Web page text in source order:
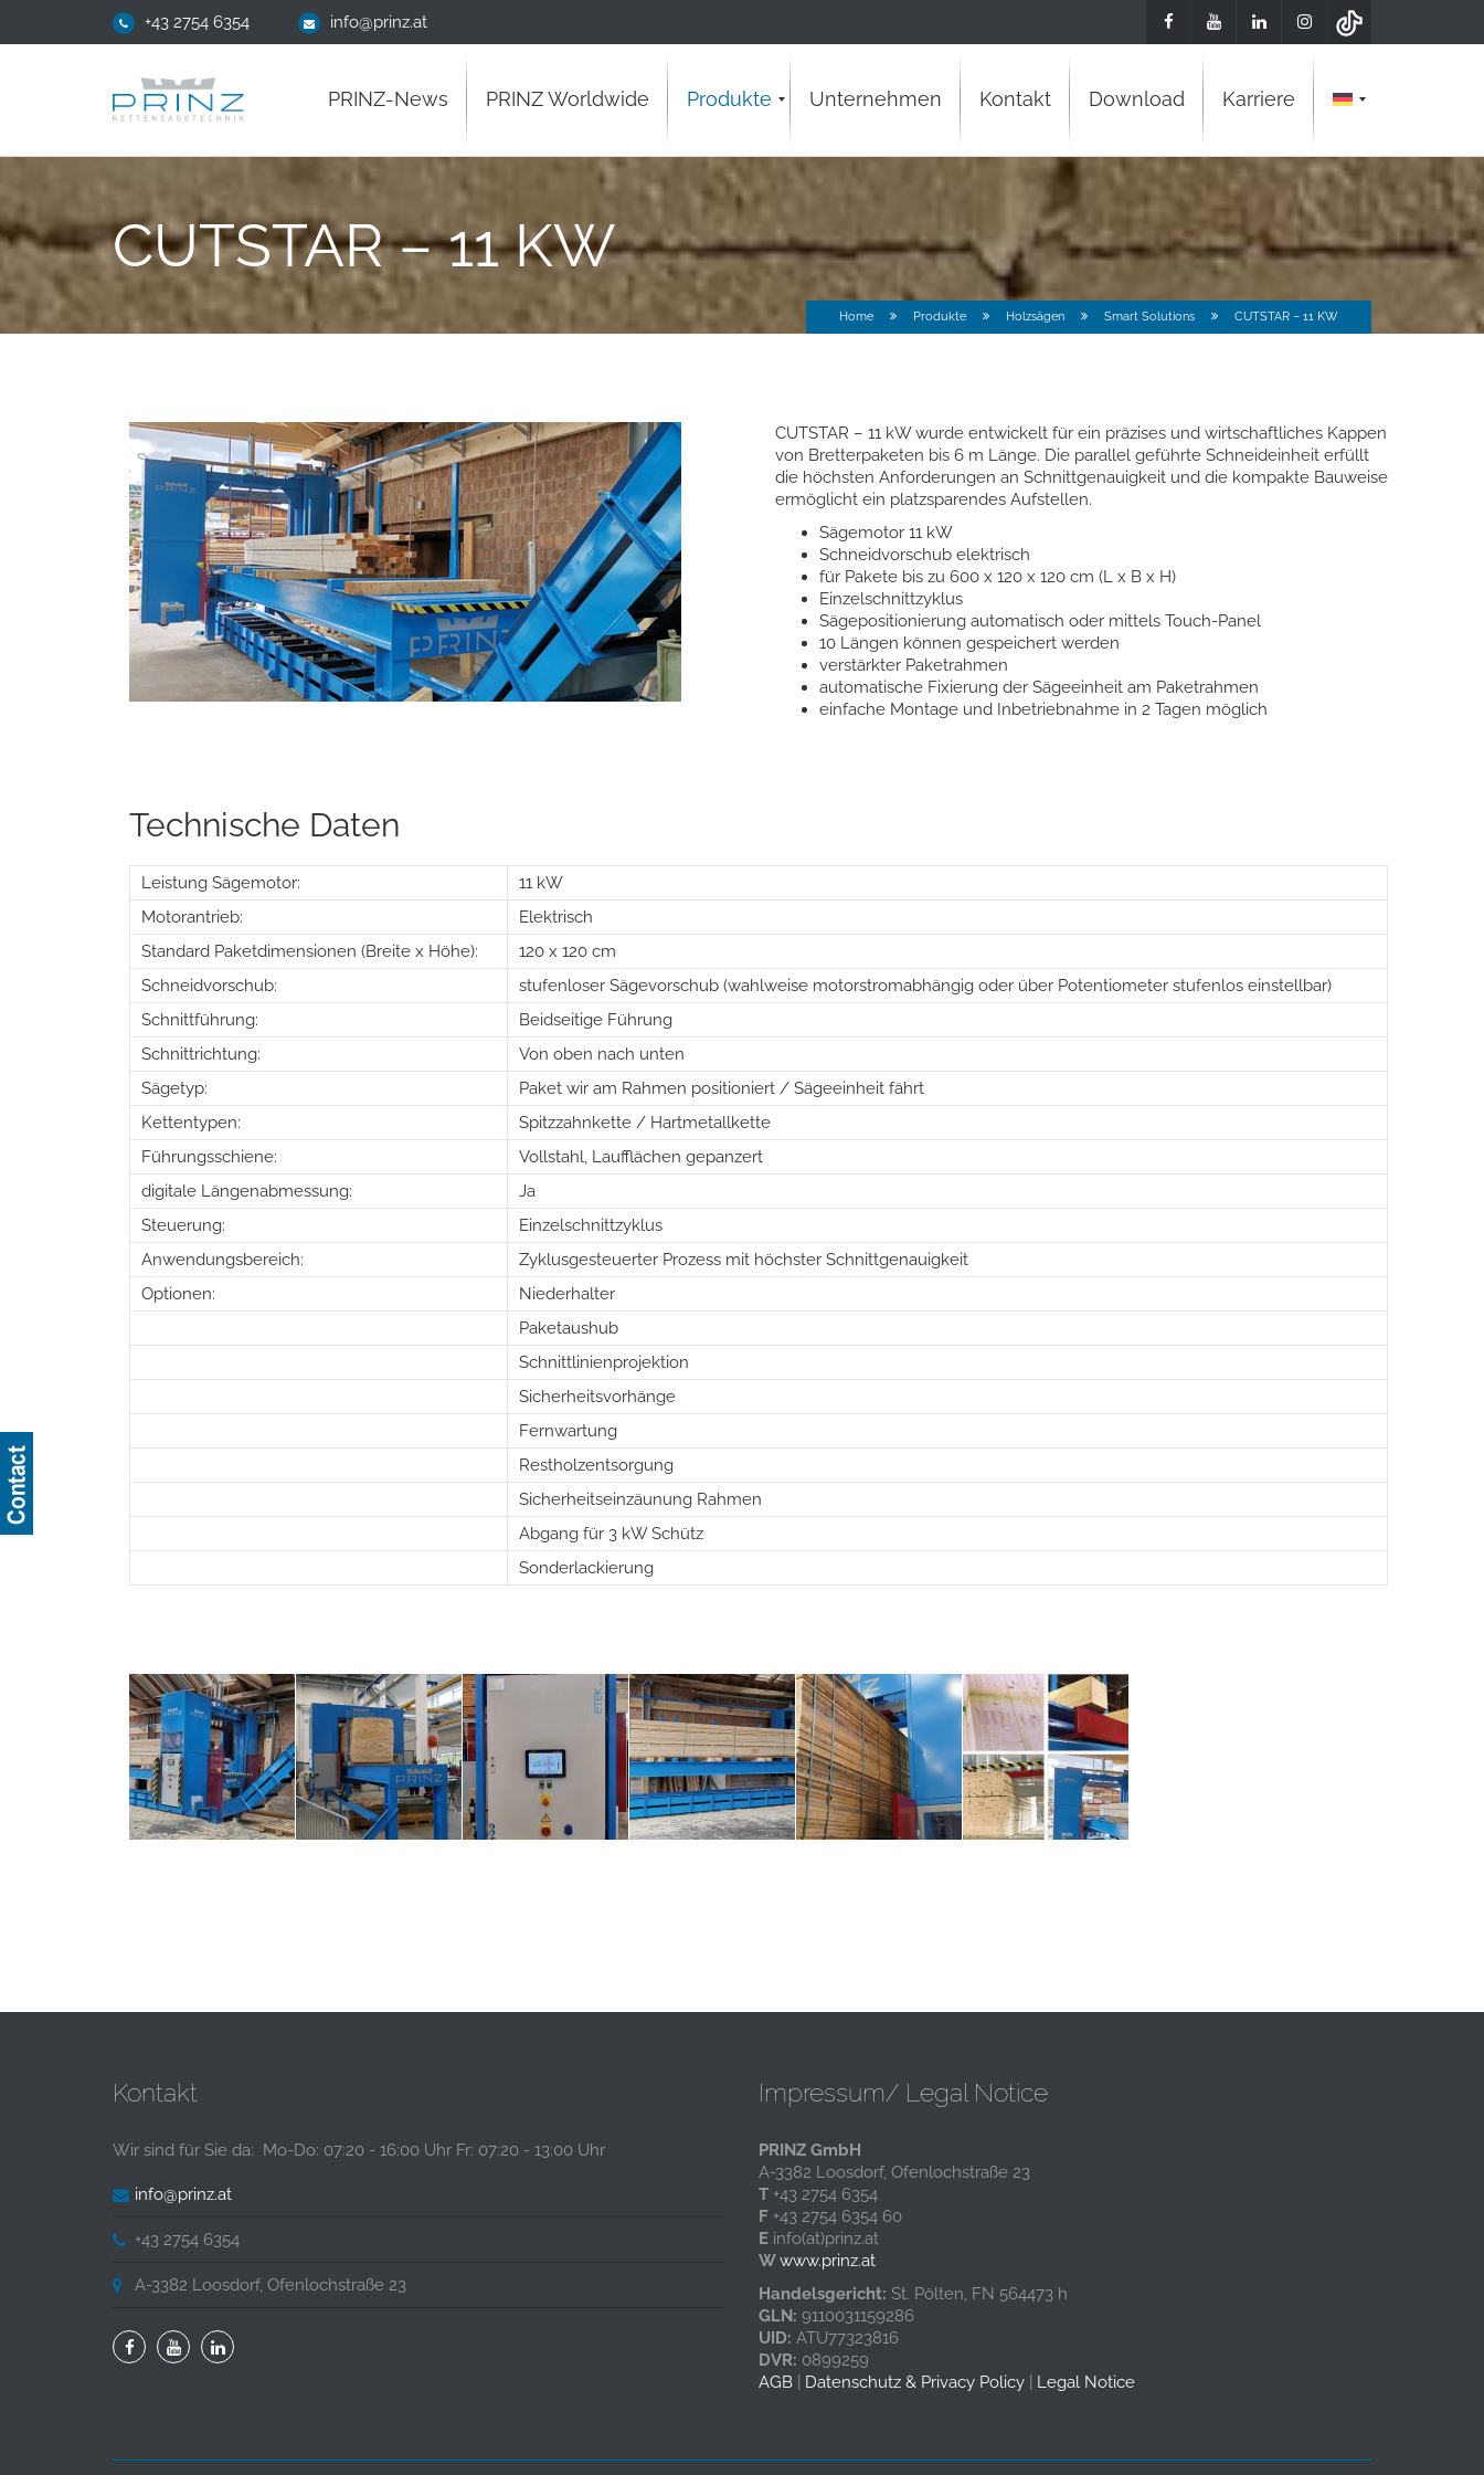
+43 2754 6354 info@prinz.at
PRINZ-News PRINZ Worldwide Produkte Unternehmen Kontakt Download Karriere
CUTSTAR – 11 KW
Home Produkte Holzsägen Smart Solutions CUTSTAR – 11 KW
CUTSTAR – 11 kW wurde entwickelt für ein präzises und wirtschaftliches Kappen
von Bretterpaketen bis 6 m Länge. Die parallel geführte Schneideinheit erfüllt
die höchsten Anforderungen an Schnittgenauigkeit und die kompakte Bauweise
ermöglicht ein platzsparendes Aufstellen.
Sägemotor 11 kW
Schneidvorschub elektrisch
für Pakete bis zu 600 x 120 x 120 cm (L x B x H)
Einzelschnittzyklus
Sägepositionierung automatisch oder mittels Touch-Panel
10 Längen können gespeichert werden
verstärkter Paketrahmen
automatische Fixierung der Sägeeinheit am Paketrahmen
einfache Montage und Inbetriebnahme in 2 Tagen möglich
Technische Daten
Leistung Sägemotor:
11 kW
Motorantrieb:
Elektrisch
Standard Paketdimensionen (Breite x Höhe):
120 x 120 cm
Schneidvorschub:
stufenloser Sägevorschub (wahlweise motorstromabhängig oder über Potentiometer stufenlos einstellbar)
Schnittführung:
Beidseitige Führung
Schnittrichtung:
Von oben nach unten
Sägetyp:
Paket wir am Rahmen positioniert / Sägeeinheit fährt
Kettentypen:
Spitzzahnkette / Hartmetallkette
Führungsschiene:
Vollstahl, Laufflächen gepanzert
digitale Längenabmessung:
Ja
Steuerung:
Einzelschnittzyklus
Anwendungsbereich:
Zyklusgesteuerter Prozess mit höchster Schnittgenauigkeit
Optionen:
Niederhalter
Paketaushub
Schnittlinienprojektion
Sicherheitsvorhänge
Fernwartung
Restholzentsorgung
Sicherheitseinzäunung Rahmen
Abgang für 3 kW Schütz
Sonderlackierung
Kontakt
Wir sind für Sie da: Mo-Do: 07:20 - 16:00 Uhr Fr: 07:20 - 13:00 Uhr
info@prinz.at
+43 2754 6354
A-3382 Loosdorf, Ofenlochstraße 23
Impressum/ Legal Notice
PRINZ GmbH
A-3382 Loosdorf, Ofenlochstraße 23
T +43 2754 6354
F +43 2754 6354 60
E info(at)prinz.at
Wwww.prinz.at
Handelsgericht: St. Pölten, FN 564473 h
GLN: 9110031159286
UID: ATU77323816
DVR: 0899259
AGB
Datenschutz & Privacy Policy Legal Notice